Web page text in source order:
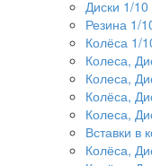
Диски 1/
Резина 1/
Колёса 1/
Колеса,
Колеса,
Колёса,
Колеса,
Вставки в
Колёса,